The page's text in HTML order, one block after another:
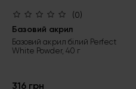
(0)
Базовий акрил
Базовий акрил білий Perfect
White Powder, 40 г
316 грн